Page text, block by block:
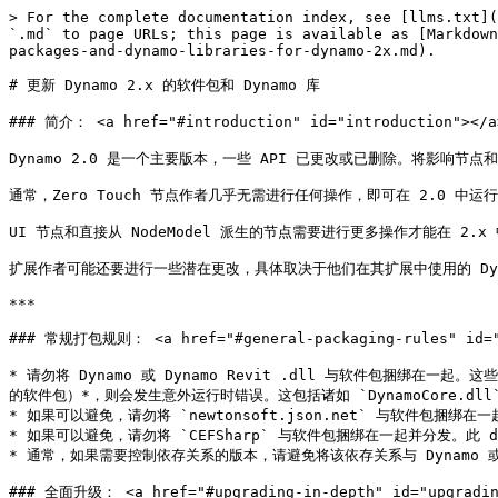
> For the complete documentation index, see [llms.txt](https://primer2.dynamobim.org/llms.txt). Markdown versions of documentation pages are available by appending `.md` to page URLs; this page is available as [Markdown](https://primer2.dynamobim.org/zh-cn/1_developer_primer_intro/3_developing_for_dynamo/6-0-updating-your-packages-and-dynamo-libraries-for-dynamo-2x.md).

# 更新 Dynamo 2.x 的软件包和 Dynamo 库

### 简介： <a href="#introduction" id="introduction"></a>

Dynamo 2.0 是一个主要版本，一些 API 已更改或已删除。将影响节点和软件包作者的最大更改之一是我们转为使用 JSON 文件格式。

通常，Zero Touch 节点作者几乎无需进行任何操作，即可在 2.0 中运行其软件包。

UI 节点和直接从 NodeModel 派生的节点需要进行更多操作才能在 2.x 中运行。

扩展作者可能还要进行一些潜在更改，具体取决于他们在其扩展中使用的 Dynamo 核心 API 数量。

***

### 常规打包规则： <a href="#general-packaging-rules" id="general-packaging-rules"></a>

* 请勿将 Dynamo 或 Dynamo Revit .dll 与软件包捆绑在一起。这些 dll 会由 Dynamo 进行载入。如果捆绑的版本不同于用户已载入的版本 *（即，您分发 Dynamo Core 1.3，但用户运行的是基于 Dynamo 2.0 的软件包）*，则会发生意外运行时错误。这包括诸如 `DynamoCore.dll`、`DynamoServices.dll`、`DSCodeNodes.dll`、`ProtoGeometry.dll` 之类的 dll
* 如果可以避免，请勿将 `newtonsoft.json.net` 与软件包捆绑在一起并分发。此 dll 也将由 Dynamo 2.x 载入。可能会出现与上述相同的问题。
* 如果可以避免，请勿将 `CEFSharp` 与软件包捆绑在一起并分发。此 dll 也将由 Dynamo 2.x 载入。可能会出现与上述相同的问题。
* 通常，如果需要控制依存关系的版本，请避免将该依存关系与 Dynamo 或 Revit 共享。

### 全面升级： <a href="#upgrading-in-depth" id="upgrading-in-depth"></a>

### 自定义节点 1.3 - > 2.0 <a href="#custom-nodes-13----20" id="custom-nodes-13----20"></a>

[在 librarie.js 中组织自定义节点](https://github.com/DynamoDS/Dynamo/wiki/Library-2.0-Add-Ons-Organization#customnodes)

已知问题：

* 在 librarie.js 中，同一级别上的自定义节点名称和类别名称重名会导致出现意外行为。[QNTM-3653](https://jira.autodesk.com/browse/QNTM-3653) - 避免为类别和节点使用相同的名称。
* 注释将转换为块注释，而不是行注释。
* 短类型名称将替换为完整名称。例如，如果再次载入自定义节点时未指定类型，则您会看到 `var[]..[]` - 因为这是默认类型。

### Zero Touch 节点 1.3 -> 2.0 <a href="#zero-touch-nodes-13---20" id="zero-touch-nodes-13---20"></a>

* 在 Dynamo 2.0 中，“列表”和“字典”类型已拆分，并且用于创建列表和字典的语法已更改。列表将使用 `[]` 初始化，而字典使用 `{}`。\
  如果以前使用 `DefaultArgument` 属性标记 Zero Touch 节点上的参数，并将列表语法默认用于特定列表（如 `someFunc([DefaultArgument("{0,1,2}")])`），则此语法将不再有效，需要修改 DesignScript 代码段以对列表使用新的初始化语法。
* 如上所述，请勿将 Dynamo DLL 与软件包一起分发。（`DynamoCore`、`DynamoServices` 等）。

### 节点模型节点 1.3 -> 2.0 <a href="#node-model-nodes-13---20" id="node-model-nodes-13---20"></a>

节点模型节点需要做大量操作才能更新到 Dynamo 2.x。在较高级别上，除了用于实例化节点类型的新实例的常规 nodeModel 构造函数外，还需要实现将仅用于从 json 载入节点的构造函数。为了区分这些构造函数，请使用 `[JsonConstructor]`（来自 newtonsoft.Json.net 的属性）来标记载入时间构造函数。

构造函数中参数的名称通常应与 JSON 特性的名称相匹配 - 尽管覆盖使用 \[JsonProperty] 属性序列化的名称时，此映射会变得更复杂。\
[有关详细信息，请参见 Json.net 文档。](https://www.newtonsoft.com/json/help/html/Introduction.htm)

#### JSON 构造函数 <a href="#json-constructors" id="json-constructors"></a>

更新派生自 `NodeModel` 基类（或其他 Dynamo 核心基类，即 `DSDropDownBase`）的节点所需的最常见更改是需要将 JSON 构造函数添加到您的类中。

原始无参数构造函数仍将对在 Dynamo 中创建的新节点处理初始化（例如，通过库）。要初始化从保存的 .dyn 或 .dyf 文件反序列化 *（载入）* 的节点，需要使用 JSON 构造函数。

JSON 构造函数与基础构造函数的不同之处在于，它将 `PortModel` 参数用于 `inPorts` 和 `outPorts`，这些参数由 JSON 载入逻辑提供。由于数据存在于 .dyn 文件中，此处不需要调用来注册节点的端口。JSON 构造函数